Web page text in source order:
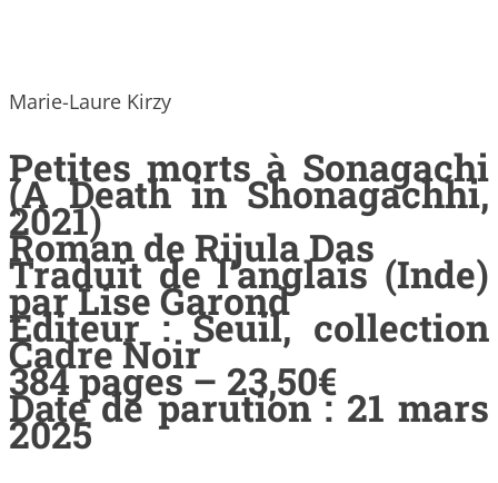
Marie-Laure Kirzy
Petites morts à Sonagachi
(A Death in Shonagachhi,
2021)
Roman de Rijula Das
Traduit de l’anglais (Inde)
par Lise Garond
Editeur : Seuil, collection
Cadre Noir
384 pages – 23,50€
Date de parution : 21 mars
2025